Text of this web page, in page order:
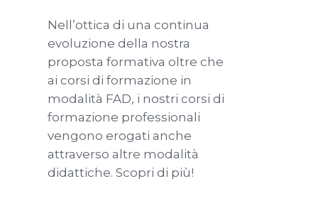
Nell’ottica di una continua
evoluzione della nostra
proposta formativa oltre che
ai corsi di formazione in
modalità FAD, i nostri corsi di
formazione professionali
vengono erogati anche
attraverso altre modalità
didattiche. Scopri di più!